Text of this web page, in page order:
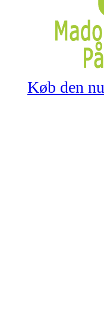
Køb den nu